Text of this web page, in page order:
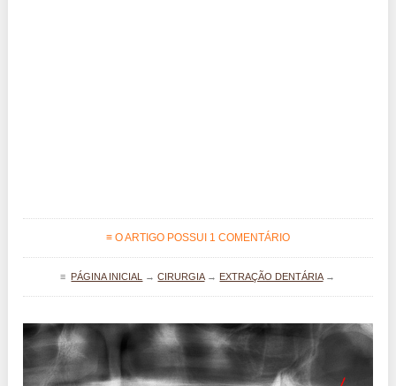
≡ O ARTIGO POSSUI 1 COMENTÁRIO
≡ PÁGINA INICIAL →CIRURGIA→ EXTRAÇÃO DENTÁRIA→